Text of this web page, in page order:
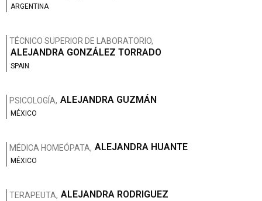
ARGENTINA
TÉCNICO SUPERIOR DE LABORATORIO,
ALEJANDRA GONZÁLEZ TORRADO
SPAIN
PSICOLOGÍA, ALEJANDRA GUZMÁN
MÉXICO
MÉDICA HOMEÓPATA, ALEJANDRA HUANTE
MÉXICO
TERAPEUTA, ALEJANDRA RODRIGUEZ